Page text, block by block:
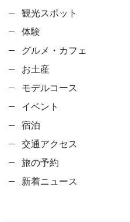
観光スポット
体験
グルメ・カフェ
お土産
モデルコース
イベント
宿泊
交通アクセス
旅の予約
新着ニュース